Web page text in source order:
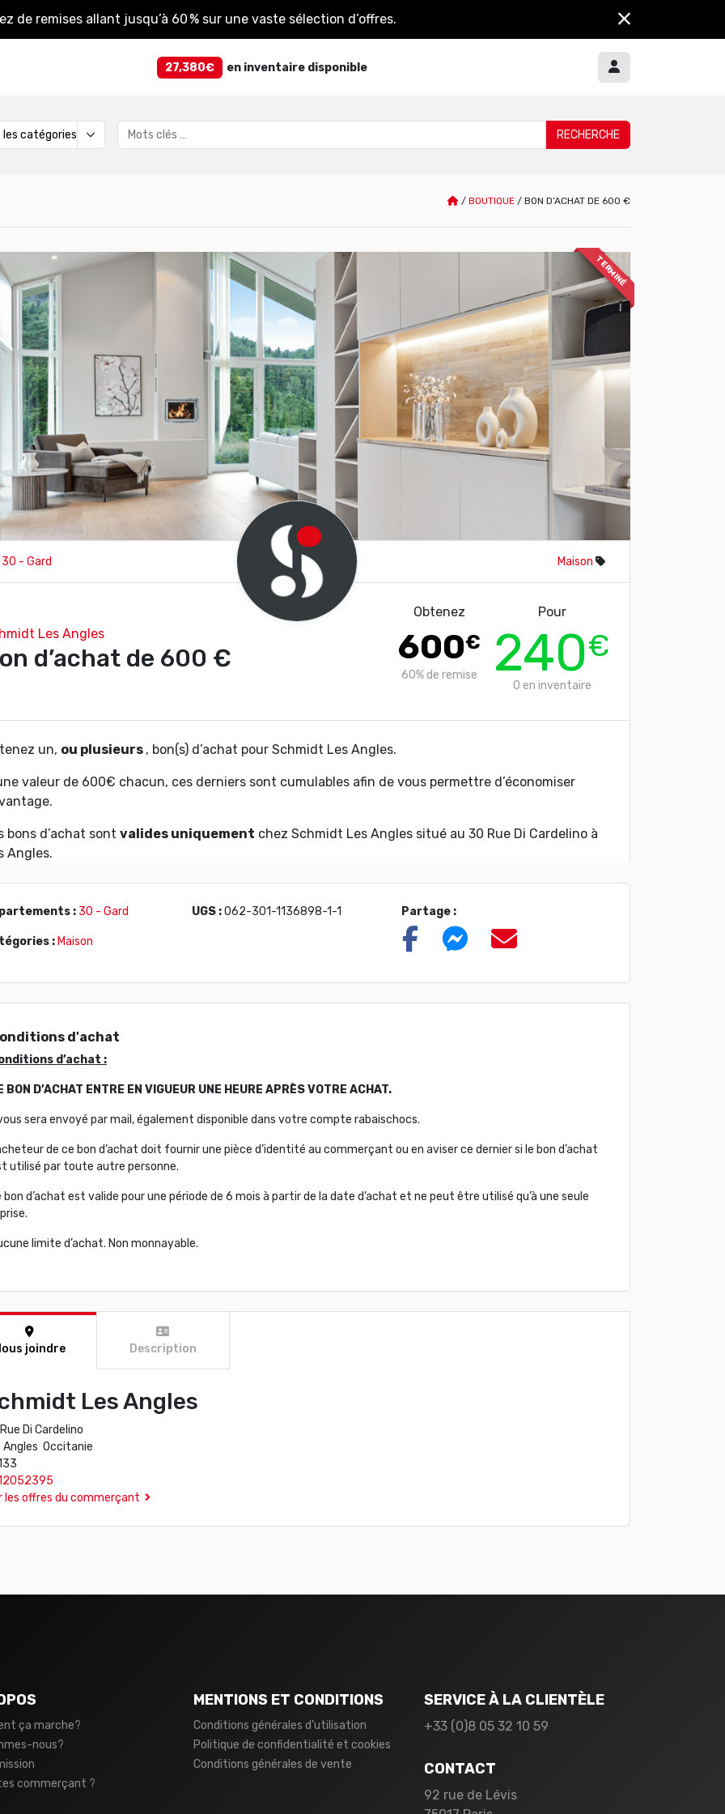
de remises allant jusqu’à 60 % sur une vaste sélection d’offres.
27,380€ en inventaire disponible
/ BOUTIQUE / BON D’ACHAT DE 600 €
TERMINÉ
30 - Gard Maison
Les Angles
d’achat de 600 €
Obtenez
600€
60% de remise
Pour
240€
0 en inventaire
un, ou plusieurs , bon(s) d’achat pour Schmidt Les Angles.
valeur de 600€ chacun, ces derniers sont cumulables afin de vous permettre d’économiser
bons d’achat sont valides uniquement chez Schmidt Les Angles situé au 30 Rue Di Cardelino à
Angles.
: 30 - Gard
: Maison
UGS :062-301-1136898-1-1 Partage :
d'achat
d’achat :
BON D’ACHAT ENTRE EN VIGUEUR UNE HEURE APRÈS VOTRE ACHAT.
sera envoyé par mail, également disponible dans votre compte rabaischocs.
de ce bon d’achat doit fournir une pièce d’identité au commerçant ou en aviser ce dernier si le bon d’achat
utilisé par toute autre personne.
bon d’achat est valide pour une période de 6 mois à partir de la date d’achat et ne peut être utilisé qu’à une seule
limite d’achat. Non monnayable.
joindre Description
Les Angles
Di Cardelino
Angles Occitanie
les offres du commerçant
ça marche?
nous?
commerçant ?
MENTIONS ET CONDITIONS
Conditions générales d’utilisation
Politique de confidentialité et cookies
Conditions générales de vente
SERVICE À LA CLIENTÈLE
+33 (0)8 05 32 10 59
CONTACT
92 rue de Lévis